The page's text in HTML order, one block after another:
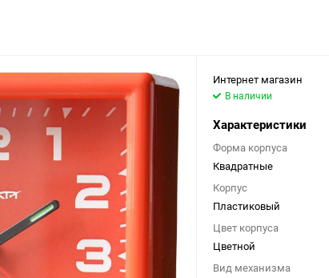
Интернет магазин
В наличии
Характеристики
Форма корпуcа
Квадратные
Корпус
Пластиковый
Цвет корпуса
Цветной
Вид механизма